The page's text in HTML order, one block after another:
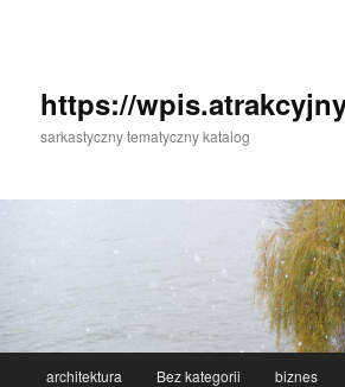
https://
sarkastyczny tematyczny katalog
architektura Bez kategorii biznes